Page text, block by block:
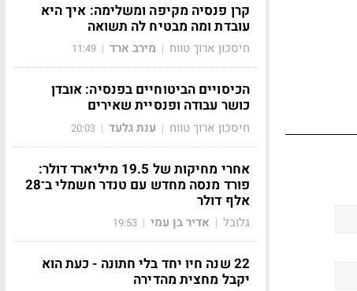
קרן פנסיה מקיפה ומשלימה: איך היא
עובדת ומה מבטיח לה תשואה
חיסכון ארוך טווח | מירב ארד |
11:49
הכיסויים הביטוחיים בפנסיה: אובדן
כושר עבודה ופנסיית שאירים
חיסכון ארוך טווח | ענת גלעד |
20:03
אחרי מחיקות של 19.5 מיליארד דולר:
פורד מנסה מחדש עם טנדר חשמלי ב־28
אלף דולר
גלובל | אדיר בן עמי |
19:53
22 שנה חיו יחד בלי חתונה - כעת הוא
יקבל מחצית מהדירה